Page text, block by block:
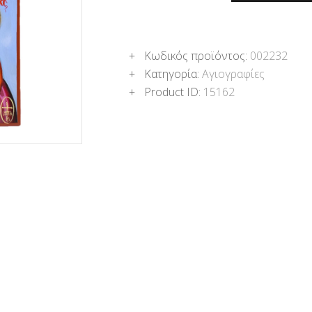
Κωδικός προϊόντος: 002232
Κατηγορία:Αγιογραφίες
Product ID: 15162